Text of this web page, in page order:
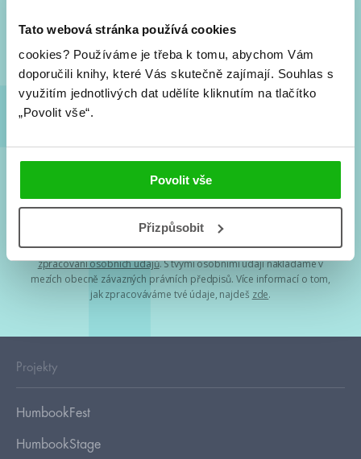
Tato webová stránka používá cookies
cookies? Používáme je třeba k tomu, abychom Vám
doporučili knihy, které Vás skutečně zajímají. Souhlas s
využitím jednotlivých dat udělíte kliknutím na tlačítko
„Povolit vše“.
Povolit vše
Přizpůsobit
a seriálové adaptace a další.
podmínkami zpracování osobních údajů
Tvá e-mailová adresa je u nás v bezpečí. Přečti sinaše podmínky
zpracování osobních údajů. S tvými osobními údaji nakládáme v
mezích obecně závazných právních předpisů. Více informací o tom,
jak zpracováváme tvé údaje, najdeš zde.
Projekty
HumbookFest
HumbookStage